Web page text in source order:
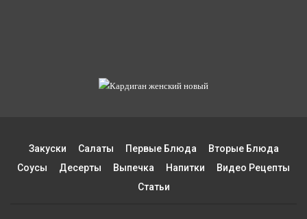
Закуски Салаты Первые Блюда
Вторые Блюда
Соусы
Десерты Выпечка Напитки
Видео Рецепты
Статьи